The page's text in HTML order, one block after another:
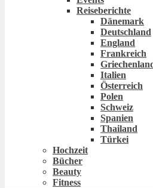
Reiseberichte
Dänemark
Deutschland
England
Frankreich
Italien
Österreich
Polen
Schweiz
Spanien
Thailand
Türkei
Hochzeit
Bücher
Beauty
Fitness